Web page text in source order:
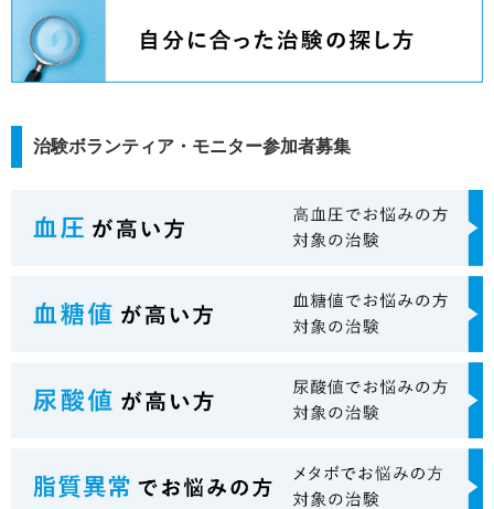
治験ボランティア・モニター参加者募集